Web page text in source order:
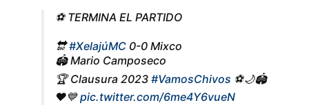
⚽️ TERMINA EL PARTIDO
🔛#XelajúMC 0-0 Mixco
🏟️ Mario Camposeco
🏆 Clausura 2023 #VamosChivos ⚽️🌙🏟
❤️💙pic.twitter.com/6me4Y6vueN